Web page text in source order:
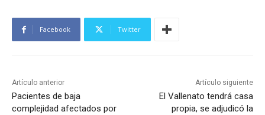
Facebook Twitter
Artículo anterior
Pacientes de baja
complejidad afectados por
Artículo siguiente
El Vallenato tendrá casa
propia, se adjudicó la